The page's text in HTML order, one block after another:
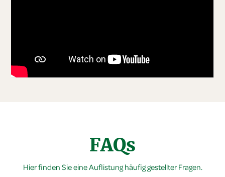
FAQs
Hier finden Sie eine Auflistung häufig gestellter Fragen.